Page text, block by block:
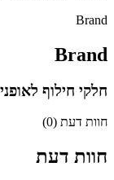
Brand
Brand
חלקי חילוף
חוות דעת (0)
חוות דעת